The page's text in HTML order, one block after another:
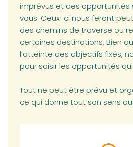
imprévus et des opportunités
vous. Ceux-ci nous feront
des chemins de traverse ou
certaines destinations. Bien
l’atteinte des objectifs fixés,
pour saisir les opportunités
Tout ne peut être prévu et
ce qui donne tout son sens